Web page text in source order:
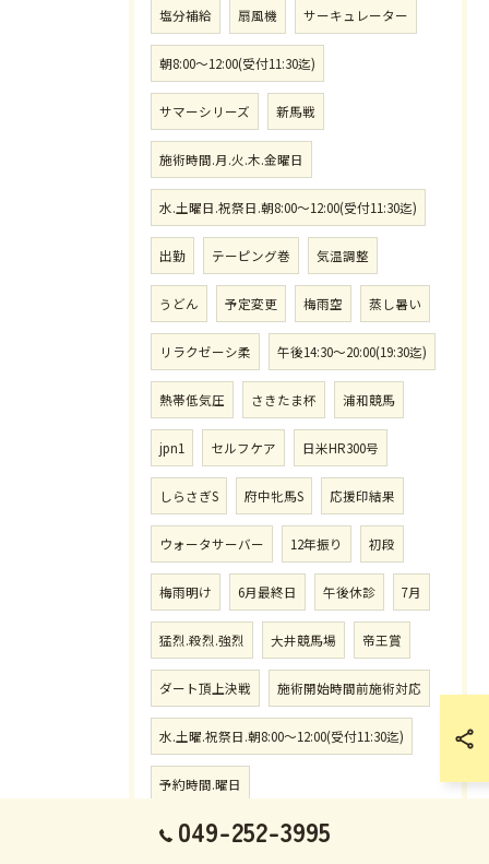
塩分補給 扇風機 サーキュレーター
朝8:00〜12:00(受付11:30迄)
サマーシリーズ 新馬戦
施術時間.月.火.木.金曜日
水.土曜日.祝祭日.朝8:00〜12:00(受付11:30迄)
出勤 テーピング巻 気温調整
うどん 予定変更 梅雨空 蒸し暑い
リラクゼーシ柔 午後14:30〜20:00(19:30迄)
熱帯低気圧 さきたま杯 浦和競馬
jpn1 セルフケア 日米HR300号
しらさぎS 府中牝馬S 応援印結果
ウォータサーバー 12年振り 初段
梅雨明け 6月最終日 午後休診 7月
猛烈.殺烈.強烈 大井競馬場 帝王賞
ダート頂上決戦 施術開始時間前施術対応
水.土曜.祝祭日.朝8:00〜12:00(受付11:30迄)
予約時間.曜日
月.火.木.金曜日.12:30〜14:00迄)
049-252-3995